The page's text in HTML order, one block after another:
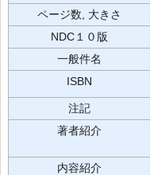
ページ数, 大きさ
NDC１０版
一般件名
ISBN
注記
著者紹介
内容紹介